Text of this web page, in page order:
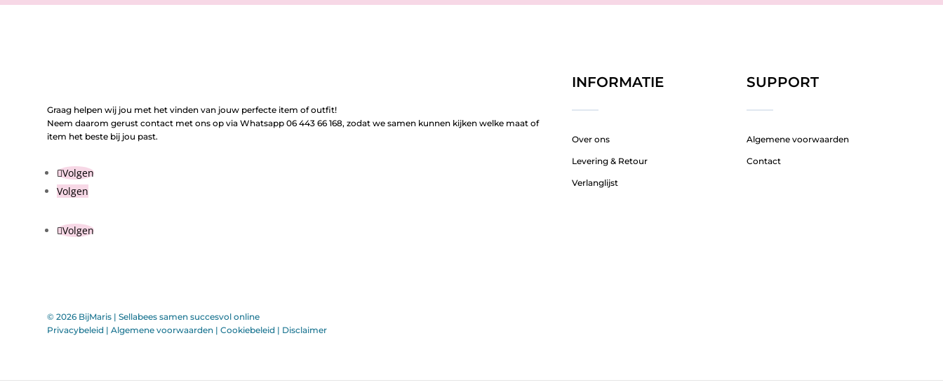
Graag helpen wij jou met het vinden van jouw perfecte item of outfit!
Neem daarom gerust contact met ons op via Whatsapp 06 443 66 168, zodat we samen kunnen kijken welke maat of
item het beste bij jou past.
Volgen
Volgen
Volgen
INFORMATIE
Over ons
Levering & Retour
Verlanglijst
SUPPORT
Algemene voorwaarden
Contact
© 2026 BijMaris |Sellabees samen succesvol online
Privacybeleid |Algemene voorwaarden |Cookiebeleid | Disclaimer